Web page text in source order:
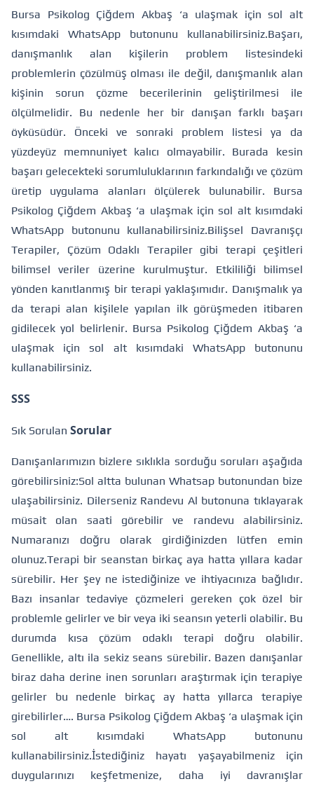
Bursa Psikolog Çiğdem Akbaş ‘a ulaşmak için sol alt
kısımdaki WhatsApp butonunu kullanabilirsiniz.Başarı,
danışmanlık alan kişilerin problem listesindeki
problemlerin çözülmüş olması ile değil, danışmanlık alan
kişinin sorun çözme becerilerinin geliştirilmesi ile
ölçülmelidir. Bu nedenle her bir danışan farklı başarı
öyküsüdür. Önceki ve sonraki problem listesi ya da
yüzdeyüz memnuniyet kalıcı olmayabilir. Burada kesin
başarı gelecekteki sorumluluklarının farkındalığı ve çözüm
üretip uygulama alanları ölçülerek bulunabilir. Bursa
Psikolog Çiğdem Akbaş ‘a ulaşmak için sol alt kısımdaki
WhatsApp butonunu kullanabilirsiniz.Bilişsel Davranışçı
Terapiler, Çözüm Odaklı Terapiler gibi terapi çeşitleri
bilimsel veriler üzerine kurulmuştur. Etkililiği bilimsel
yönden kanıtlanmış bir terapi yaklaşımıdır. Danışmalık ya
da terapi alan kişilele yapılan ilk görüşmeden itibaren
gidilecek yol belirlenir. Bursa Psikolog Çiğdem Akbaş ‘a
ulaşmak için sol alt kısımdaki WhatsApp butonunu
kullanabilirsiniz.
SSS
Sık Sorulan Sorular
Danışanlarımızın bizlere sıklıkla sorduğu soruları aşağıda
görebilirsiniz:Sol altta bulunan Whatsap butonundan bize
ulaşabilirsiniz. Dilerseniz Randevu Al butonuna tıklayarak
müsait olan saati görebilir ve randevu alabilirsiniz.
Numaranızı doğru olarak girdiğinizden lütfen emin
olunuz.Terapi bir seanstan birkaç aya hatta yıllara kadar
sürebilir. Her şey ne istediğinize ve ihtiyacınıza bağlıdır.
Bazı insanlar tedaviye çözmeleri gereken çok özel bir
problemle gelirler ve bir veya iki seansın yeterli olabilir. Bu
durumda kısa çözüm odaklı terapi doğru olabilir.
Genellikle, altı ila sekiz seans sürebilir. Bazen danışanlar
biraz daha derine inen sorunları araştırmak için terapiye
gelirler bu nedenle birkaç ay hatta yıllarca terapiye
girebilirler…. Bursa Psikolog Çiğdem Akbaş ‘a ulaşmak için
sol alt kısımdaki WhatsApp butonunu
kullanabilirsiniz.İstediğiniz hayatı yaşayabilmeniz için
duygularınızı keşfetmenize, daha iyi davranışlar